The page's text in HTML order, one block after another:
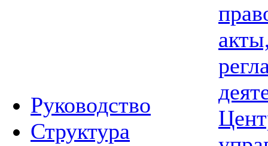
Руководство
Структура